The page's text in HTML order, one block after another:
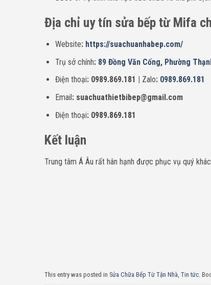
Địa chỉ uy tín sửa bếp từ Mifa
Website: https://suachuanhabep.com/
Trụ sở chính: 89 Đồng Văn Cống, Phường
Điện thoại: 0989.869.181 | Zalo: 0989.869.181
Email: suachuathietbibep@gmail.com
Điện thoại: 0989.869.181
Kết luận
Trung tâm Á Âu rất hân hạnh được phục vụ quý
This entry was posted in Sửa Chữa Bếp Từ Tận Nhà, Tin tức.